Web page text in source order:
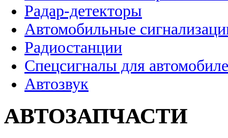
Радар-детекторы
Автомобильные
Радиостанции
Спецсигналы для
Автозвук
АВТОЗАПЧАСТИ